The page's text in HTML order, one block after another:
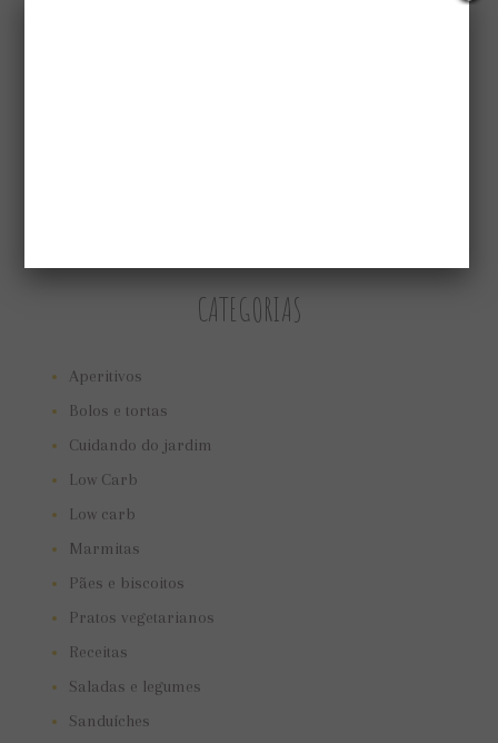
CATEGORIAS
Aperitivos
Bolos e tortas
Cuidando do jardim
Low Carb
Low carb
Marmitas
Pães e biscoitos
Pratos vegetarianos
Receitas
Saladas e legumes
Sanduíches